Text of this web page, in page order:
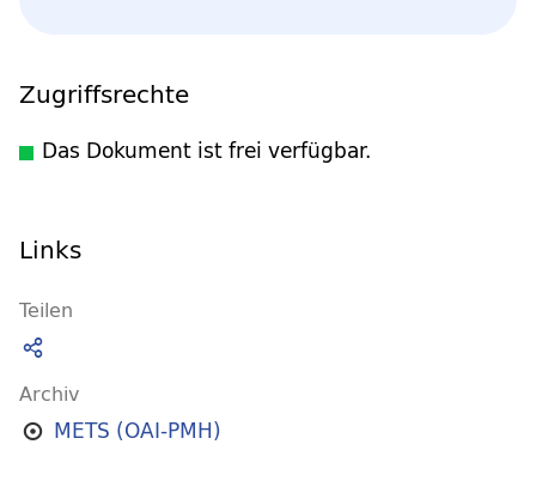
Zugriffsrechte
Das Dokument ist frei verfügbar.
Links
Teilen
Archiv
METS (OAI-PMH)